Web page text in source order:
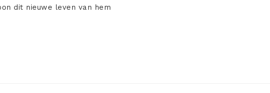
dit nieuwe leven van hem